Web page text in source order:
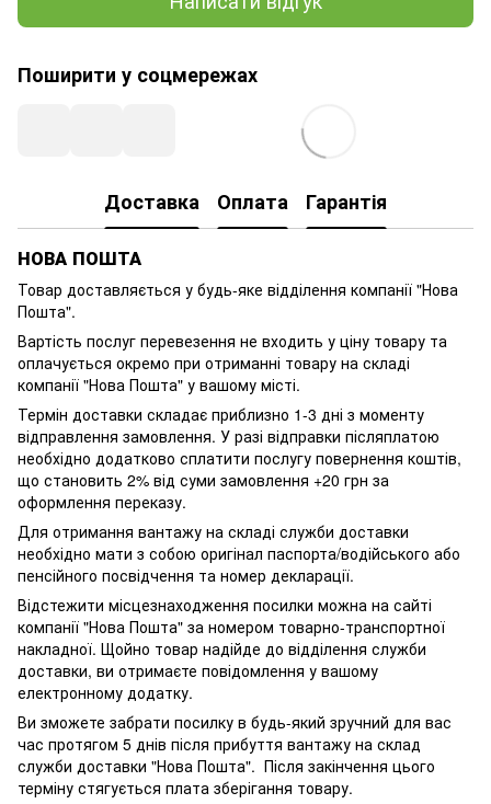
Поширити у соцмережах
Доставка Оплата Гарантія
НОВА ПОШТА
Товар доставляється у будь-яке відділення компанії "Нова
Пошта".
Вартість послуг перевезення не входить у ціну товару та
оплачується окремо при отриманні товару на складі
компанії "Нова Пошта" у вашому місті.
Термін доставки складає приблизно 1-3 дні з моменту
відправлення замовлення. У разі відправки післяплатою
необхідно додатково сплатити послугу повернення коштів,
що становить 2% від суми замовлення +20 грн за
оформлення переказу.
Для отримання вантажу на складі служби доставки
необхідно мати з собою оригінал паспорта/водійського або
пенсійного посвідчення та номер декларації.
Відстежити місцезнаходження посилки можна на сайті
компанії "Нова Пошта" за номером товарно-транспортної
накладної. Щойно товар надійде до відділення служби
доставки, ви отримаєте повідомлення у вашому
електронному додатку.
Ви зможете забрати посилку в будь-який зручний для вас
час протягом 5 днів після прибуття вантажу на склад
служби доставки "Нова Пошта". Після закінчення цього
терміну стягується плата зберігання товару.